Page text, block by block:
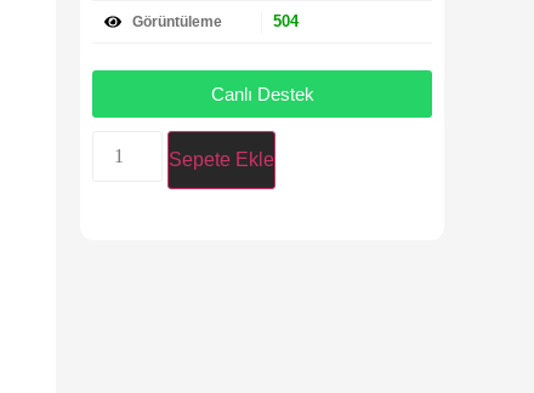
Görüntüleme 504
Canlı Destek
Sepete Ekle